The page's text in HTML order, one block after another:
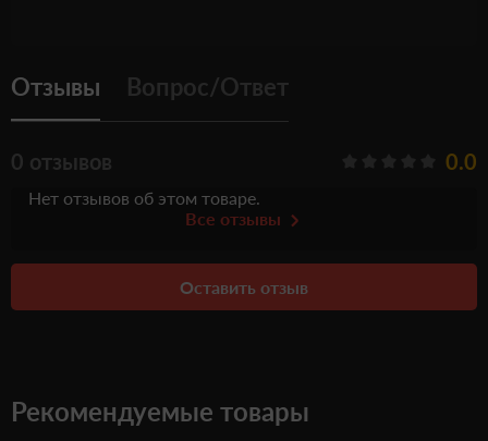
Отзывы Вопрос/Ответ
0 отзывов 0.0
Нет отзывов об этом товаре.
Все отзывы
Оставить отзыв
Рекомендуемые товары